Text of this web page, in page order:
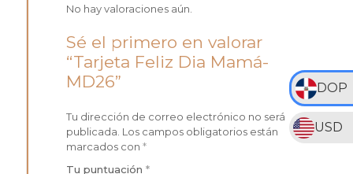
DOP
USD
No hay valoraciones aún.
Sé el primero en valorar
“Tarjeta Feliz Dia Mamá-
MD26”
Tu dirección de correo electrónico no será
publicada. Los campos obligatorios están
marcados con *
Tu puntuación *